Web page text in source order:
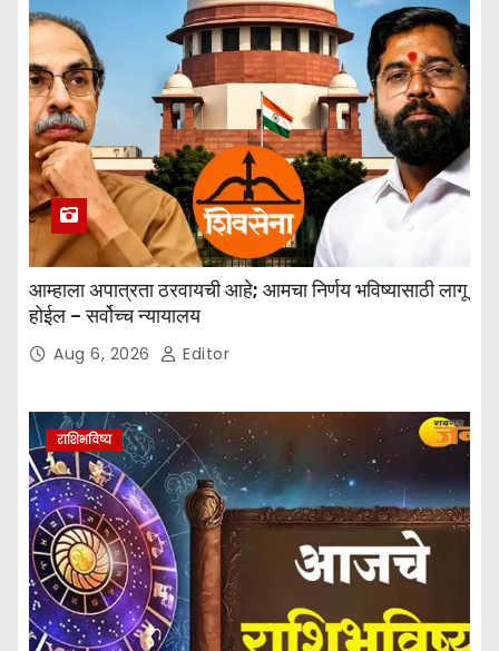
आम्हाला अपात्रता ठरवायची आहे; आमचा निर्णय भविष्यासाठी लागू
होईल – सर्वोच्च न्यायालय
Aug 6, 2026 Editor
राशिभविष्य